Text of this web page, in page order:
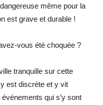
même pour la
est grave et durable !
vous été choquée ?
tranquille sur cette
est discrète et y vit
qui s’y sont